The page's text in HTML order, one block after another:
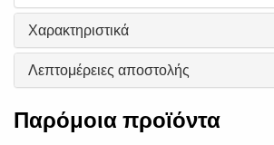
Χαρακτηριστικά
Λεπτομέρειες αποστολής
Παρόμοια προϊόντα